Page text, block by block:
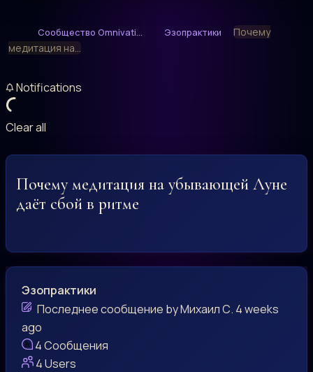
Сообщество Omnivati... Эзопрактики
Почему
медитация на...
Notifications
Clear all
Почему медитация на убывающей Луне
даёт сбой в ритме
Эзопрактики
Последнее сообщение byМихаил С. 4 weeks
ago
4Сообщения
4Users